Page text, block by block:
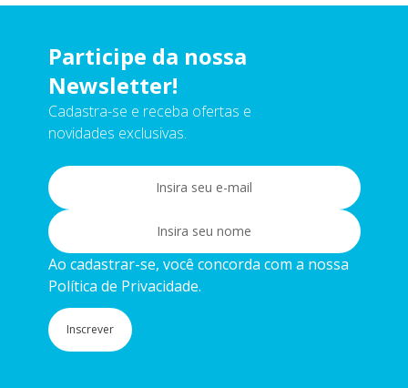
Participe da nossa
Newsletter!
Cadastra-se e receba ofertas e
novidades exclusivas.
Ao cadastrar-se, você concorda com a nossa
Política de Privacidade.
Inscrever